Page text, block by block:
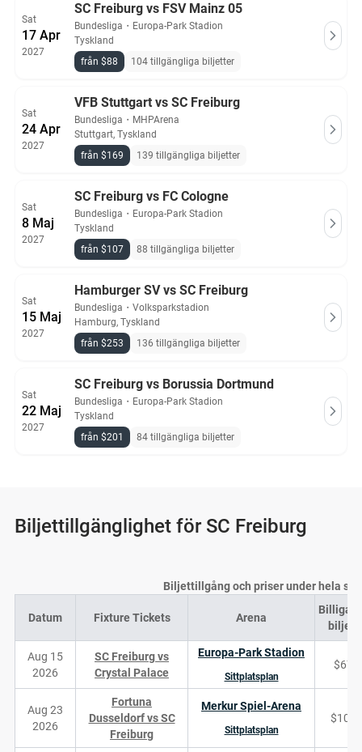
Sat
17 Apr
2027
SC Freiburg vs FSV Mainz 05
Bundesliga ・ Europa-Park Stadion
Tyskland
från $88
104 tillgängliga biljetter
Sat
24 Apr
2027
VFB Stuttgart vs SC Freiburg
Bundesliga ・ MHPArena
Stuttgart, Tyskland
från $169
139 tillgängliga biljetter
Sat
8 Maj
2027
SC Freiburg vs FC Cologne
Bundesliga ・ Europa-Park Stadion
Tyskland
från $107
88 tillgängliga biljetter
Sat
15 Maj
2027
Hamburger SV vs SC Freiburg
Bundesliga ・ Volksparkstadion
Hamburg, Tyskland
från $253
136 tillgängliga biljetter
Sat
22 Maj
2027
SC Freiburg vs Borussia Dortmund
Bundesliga ・ Europa-Park Stadion
Tyskland
från $201
84 tillgängliga biljetter
Biljettillgänglighet för SC Freiburg
Biljettillgång och priser under hela
Datum Fixture Tickets Arena
biljett
Aug 15
2026
SC Freiburg vs
Crystal Palace
Europa-Park Stadion
Sittplatsplan
$67
Aug 23
2026
Fortuna
Dusseldorf vs SC
Freiburg
Merkur Spiel-Arena
Sittplatsplan
$103